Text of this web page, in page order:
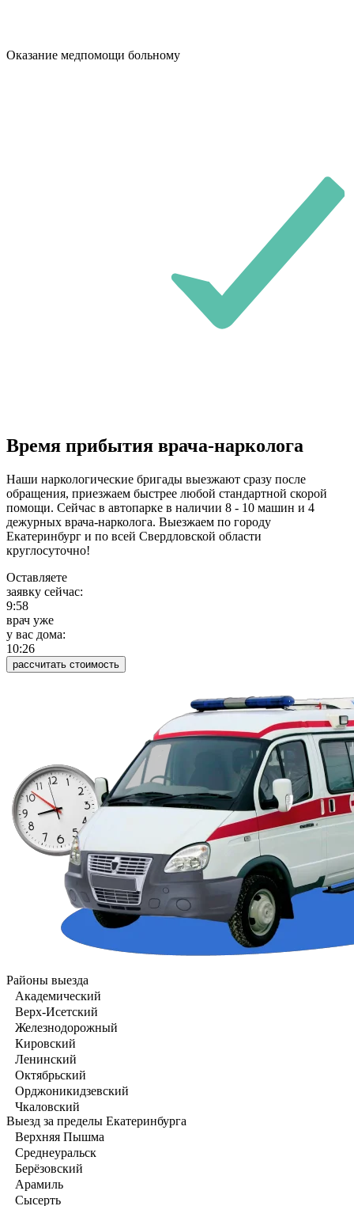
Оказание медпомощи больному
Время прибытия врача-нарколога
Наши наркологические бригады выезжают сразу после
обращения, приезжаем быстрее любой стандартной скорой
помощи. Сейчас в автопарке в наличии 8 - 10 машин и 4
дежурных врача-нарколога. Выезжаем по городу
Екатеринбург и по всей Свердловской области
круглосуточно!
Оставляете
заявку сейчас:
9:58
врач уже
у вас дома:
10:26
рассчитать стоимость
Районы выезда
Академический
Верх-Исетский
Железнодорожный
Кировский
Ленинский
Октябрьский
Орджоникидзевский
Чкаловский
Выезд за пределы Екатеринбурга
Верхняя Пышма
Среднеуральск
Берёзовский
Арамиль
Сысерть